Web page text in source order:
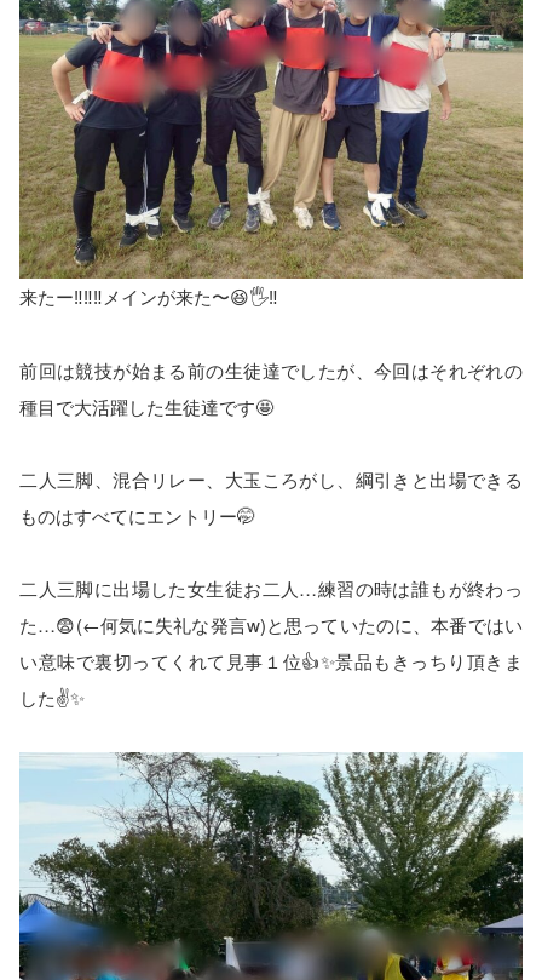
来たー‼️‼️‼️メインが来た〜😆🖐️‼️
前回は競技が始まる前の生徒達でしたが、今回はそれぞれの
種目で大活躍した生徒達です🤩
二人三脚、混合リレー、大玉ころがし、綱引きと出場できる
ものはすべてにエントリー🤭
二人三脚に出場した女生徒お二人…練習の時は誰もが終わっ
た…😨(←何気に失礼な発言w)と思っていたのに、本番ではい
い意味で裏切ってくれて見事１位👍✨景品もきっちり頂きま
した✌️✨